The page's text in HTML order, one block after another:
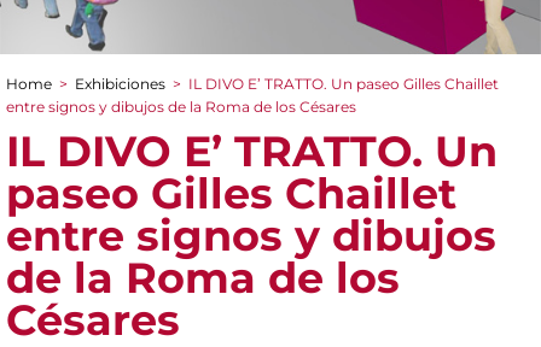
You are here
Home > Exhibiciones > IL DIVO E’ TRATTO. Un paseo Gilles Chaillet
entre signos y dibujos de la Roma de los Césares
IL DIVO E’ TRATTO. Un
paseo Gilles Chaillet
entre signos y dibujos
de la Roma de los
Césares